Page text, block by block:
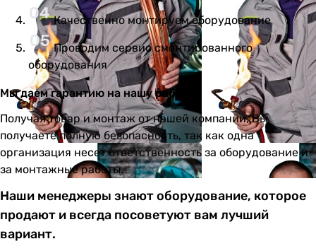
Качественно монтируем оборудование
Проводим сервис смонтированного
оборудования
Мы даем гарантию на нашу работу
Получая товар и монтаж от нашей компании, Вы
получаете полную безопасность, так как одна
организация несет ответственность за оборудование и
за монтажные работы.
Наши менеджеры знают оборудование, которое
продают и всегда посоветуют вам лучший
вариант.